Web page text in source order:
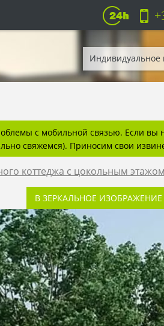
Индивидуальное
с мобильной связью. Если вы
свяжемся). Приносим свои
коттеджа с цокольным этажом
В ЗЕРКАЛЬНОЕ ИЗОБРАЖЕНИЕ